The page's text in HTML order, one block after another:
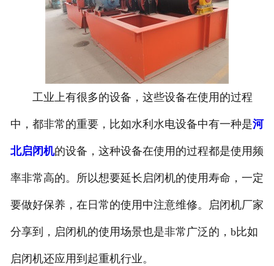
资质荣誉
联系我们
工业上有很多的设备，这些设备在使用的过程
中，都非常的重要，比如水利水电设备中有一种是河
北启闭机的设备，这种设备在使用的过程都是使用频
率非常高的。所以想要延长启闭机的使用寿命，一定
要做好保养，在日常的使用中注意维修。启闭机厂家
分享到，启闭机的使用场景也是非常广泛的，b比如
启闭机还应用到起重机行业。